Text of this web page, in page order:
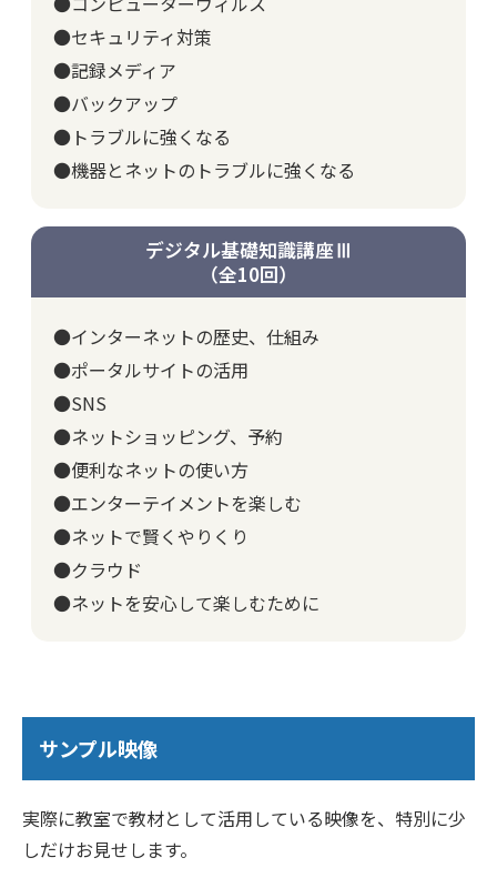
●セキュリティ対策
●記録メディア
●バックアップ
●トラブルに強くなる
●機器とネットのトラブルに強くなる
デジタル基礎知識講座Ⅲ
（全10回）
●インターネットの歴史、仕組み
●ポータルサイトの活用
●SNS
●ネットショッピング、予約
●便利なネットの使い方
●エンターテイメントを楽しむ
●ネットで賢くやりくり
●クラウド
●ネットを安心して楽しむために
サンプル映像
実際に教室で教材として活用している映像を、特別に少
しだけお見せします。